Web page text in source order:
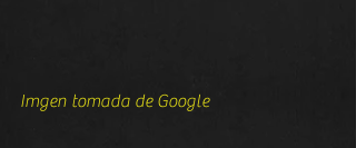
Imgen tomada de Google